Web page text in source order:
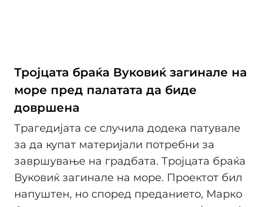
Тројцата браќа Вуковиќ загинале на
море пред палатата да биде
довршена
Трагедијата се случила додека патувале
за да купат материјали потребни за
завршување на градбата. Тројцата браќа
Вуковиќ загинале на море. Проектот бил
напуштен, но според преданието, Марко